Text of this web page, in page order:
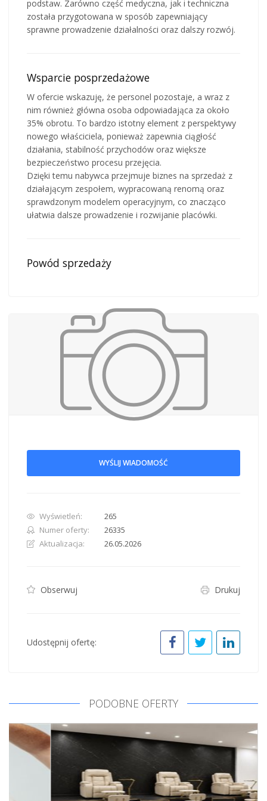
podstaw. Zarówno część medyczna, jak i techniczna
została przygotowana w sposób zapewniający
sprawne prowadzenie działalności oraz dalszy rozwój.
Wsparcie posprzedażowe
W ofercie wskazuję, że personel pozostaje, a wraz z
nim również główna osoba odpowiadająca za około
35% obrotu. To bardzo istotny element z perspektywy
nowego właściciela, ponieważ zapewnia ciągłość
działania, stabilność przychodów oraz większe
bezpieczeństwo procesu przejęcia.
Dzięki temu nabywca przejmuje biznes na sprzedaż z
działającym zespołem, wypracowaną renomą oraz
sprawdzonym modelem operacyjnym, co znacząco
ułatwia dalsze prowadzenie i rozwijanie placówki.
Powód sprzedaży
WYŚLIJ WIADOMOŚĆ
Wyświetleń:
265
Numer oferty:
26335
Aktualizacja:
26.05.2026
Obserwuj Drukuj
Udostępnij ofertę:
PODOBNE OFERTY